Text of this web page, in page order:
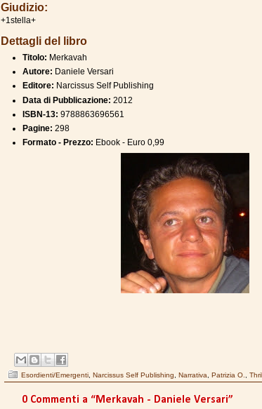
Giudizio:
+1stella+
Dettagli del libro
Titolo: Merkavah
Autore: Daniele Versari
Editore: Narcissus Self Publishing
Data di Pubblicazione:2012
ISBN-13:9788863696561
Pagine:298
Formato - Prezzo: Ebook - Euro 0,99
Esordienti/Emergenti, Narcissus Self Publishing, Narrativa, Patrizia O.,
0 Commenti a “Merkavah - Daniele Versari”